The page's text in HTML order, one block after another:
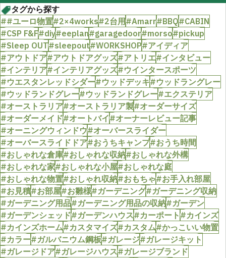
タグから探す
##ユーロ物置#2×4works#2台用#Amarr#BBQ#CABIN
#CSP F&F#diy#eeplan#garagedoor#morso#pickup
#Sleep OUT#sleepout#WORKSHOP#アイディア
#アウトドア#アウトドアグッズ#アトリエ#インタビュー
#インテリア#インテリアグッズ#ウインタースポーツ
#ウエスタンレッドシダー#ウッドデッキ#ウッドラングレー
#ウッドランドグレー#ウッドランドグレー#エクステリア
#オーストラリア#オーストラリア製#オーダーサイズ
#オーダーメイド#オートバイ#オーナーレビュー記事
#オーニングウィンドウ#オーバースライダー
#オーバースライドドア#おうちキャンプ#おうち時間
#おしゃれな倉庫#おしゃれな収納#おしゃれな外構
#おしゃれな家#おしゃれな小屋#おしゃれな庭
#おしゃれな物置#おしゃれ収納#おもちゃ#お手入れ部屋
#お見積#お部屋#お雛様#ガーデニング#ガーデニング収納
#ガーデニング用品#ガーデニング用品の収納#ガーデン
#ガーデンシェッド#ガーデンハウス#カーポート#カインズ
#カインズホーム#カスタマイズ#カスタム#かっこいい物置
#カラー#ガルバニウム鋼板#ガレージ#ガレージキット
#ガレージドア#ガレージハウス#ガレージブランド